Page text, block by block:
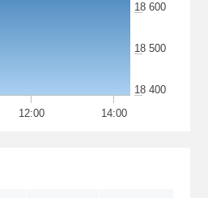
12:00 14:00
18 400
18 500
18 600